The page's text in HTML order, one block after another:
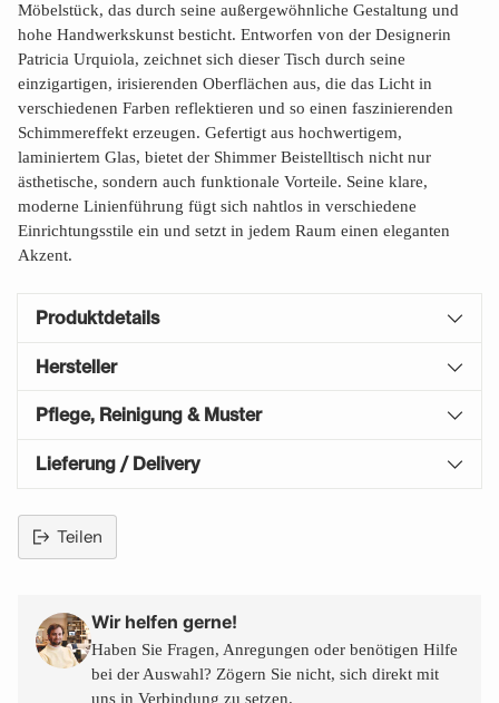
Möbelstück, das durch seine außergewöhnliche Gestaltung und
hohe Handwerkskunst besticht. Entworfen von der Designerin
Patricia Urquiola, zeichnet sich dieser Tisch durch seine
einzigartigen, irisierenden Oberflächen aus, die das Licht in
verschiedenen Farben reflektieren und so einen faszinierenden
Schimmereffekt erzeugen. Gefertigt aus hochwertigem,
laminiertem Glas, bietet der Shimmer Beistelltisch nicht nur
ästhetische, sondern auch funktionale Vorteile. Seine klare,
moderne Linienführung fügt sich nahtlos in verschiedene
Einrichtungsstile ein und setzt in jedem Raum einen eleganten
Akzent.
Produktdetails
Hersteller
Pflege, Reinigung & Muster
Lieferung / Delivery
Teilen
den
Warenkorb
legen
Wir helfen gerne!
Haben Sie Fragen, Anregungen oder benötigen Hilfe
bei der Auswahl? Zögern Sie nicht, sich direkt mit
uns in Verbindung zu setzen.